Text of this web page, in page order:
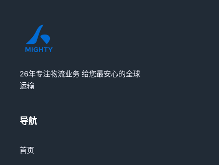
26年专注物流业务 给您最安心的全球
运输
导航
首页